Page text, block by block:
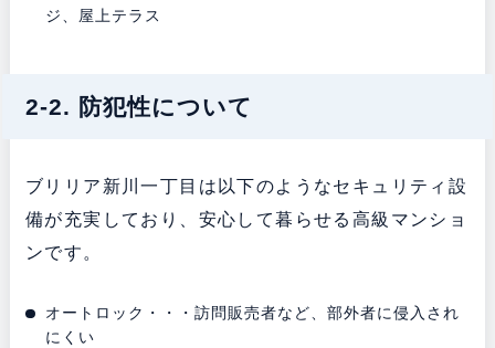
ジ、屋上テラス
2-2. 防犯性について
ブリリア新川一丁目は以下のようなセキュリティ設
備が充実しており、安心して暮らせる高級マンショ
ンです。
オートロック・・・訪問販売者など、部外者に侵入され
にくい